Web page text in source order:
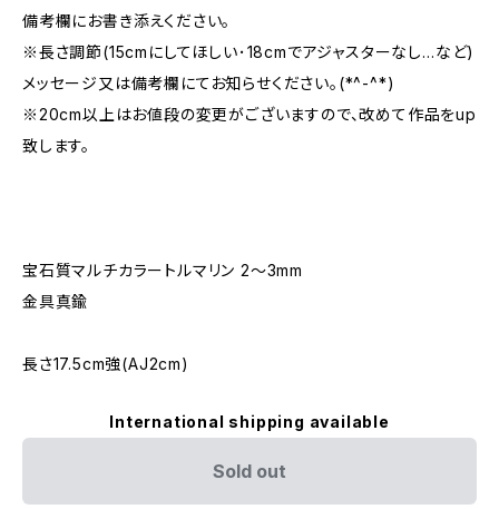
備考欄にお書き添えください。
※長さ調節(15cmにしてほしい･18cmでアジャスターなし…など)
メッセージ又は備考欄にてお知らせください。(*^-^*)
※20cm以上はお値段の変更がございますので、改めて作品をup
致します。
宝石質マルチカラートルマリン 2～3mm
金具真鍮
長さ17.5cm強(AJ2cm)
International shipping available
Sold out